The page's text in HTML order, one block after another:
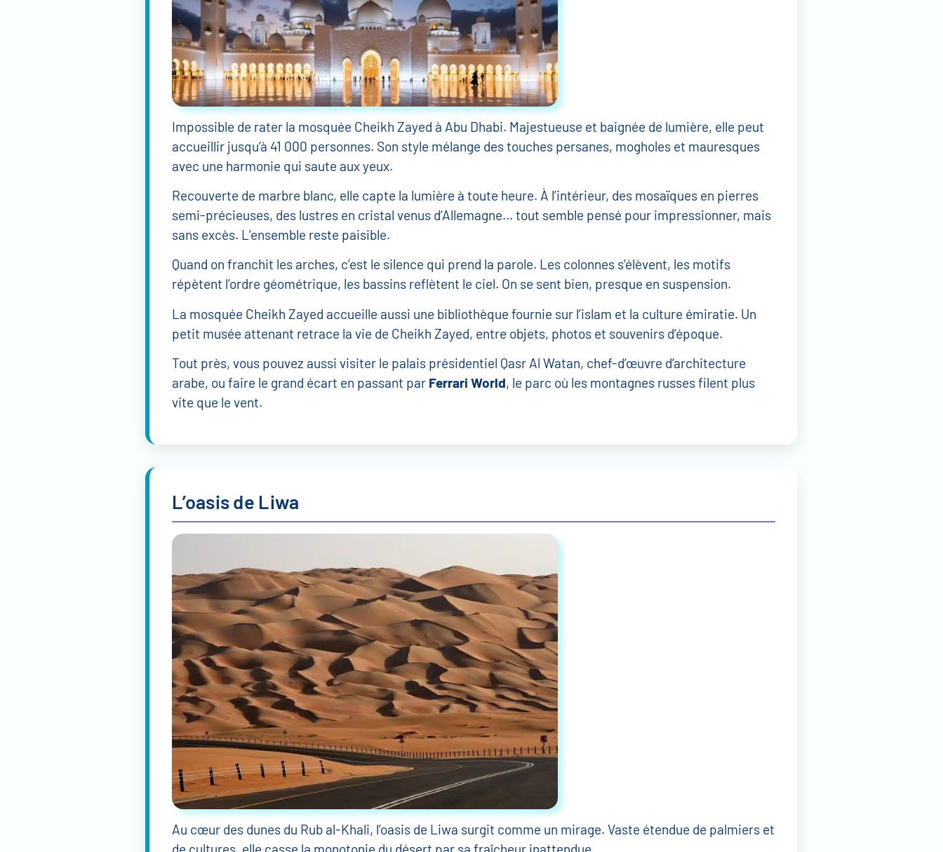
Impossible de rater la mosquée Cheikh Zayed à Abu Dhabi. Majestueuse et baignée de lumière, elle peut
accueillir jusqu’à 41 000 personnes. Son style mélange des touches persanes, mogholes et mauresques
avec une harmonie qui saute aux yeux.
Recouverte de marbre blanc, elle capte la lumière à toute heure. À l’intérieur, des mosaïques en pierres
semi-précieuses, des lustres en cristal venus d’Allemagne… tout semble pensé pour impressionner, mais
sans excès. L’ensemble reste paisible.
Quand on franchit les arches, c’est le silence qui prend la parole. Les colonnes s’élèvent, les motifs
répètent l’ordre géométrique, les bassins reflètent le ciel. On se sent bien, presque en suspension.
La mosquée Cheikh Zayed accueille aussi une bibliothèque fournie sur l’islam et la culture émiratie. Un
petit musée attenant retrace la vie de Cheikh Zayed, entre objets, photos et souvenirs d’époque.
Tout près, vous pouvez aussi visiter le palais présidentiel Qasr Al Watan, chef-d’œuvre d’architecture
arabe, ou faire le grand écart en passant par Ferrari World, le parc où les montagnes russes filent plus
vite que le vent.
L’oasis de Liwa
Au cœur des dunes du Rub al-Khali, l’oasis de Liwa surgit comme un mirage. Vaste étendue de palmiers et